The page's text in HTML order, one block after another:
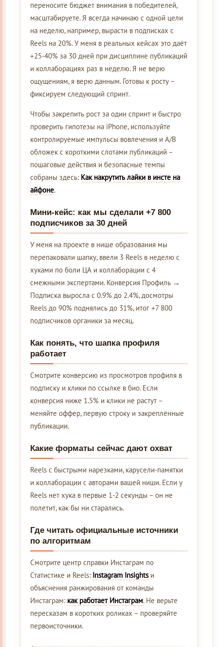
переносите бюджет внимания в победителей,
масштабируете. Я всегда начинаю с одной цели
на неделю, например, вырасти в подписках с
Reels на 20%. У меня в реальных кейсах это даёт
+25-40% за 30 дней при дисциплине публикаций
и коллаборациях раз в неделю. Я не верю
ощущениям, я верю данным. Готовы к росту –
фиксируем следующий спринт.
Чтобы закрепить рост за один спринт и быстро
проверить гипотезы на iPhone, используйте
контролируемые импульсы вовлечения и A/B
обложек с короткими слотами публикаций –
пошаговые действия и безопасные темпы
собраны здесь: Как накрутить лайки в инсте на
айфоне.
Мини-кейс: как мы сделали +7 800
подписчиков за 30 дней
У меня на проекте в нише образования мы
перепаковали шапку, ввели 3 Reels в неделю с
хуками по боли ЦА и коллаборации с 4
смежными экспертами. Конверсия Профиль →
Подписка выросла с 0.9% до 2.4%, досмотры
Reels до 90% поднялись до 31%, итог +7 800
подписчиков органики за месяц.
Как понять, что шапка профиля
работает
Смотрите конверсию из просмотров профиля в
подписку и клики по ссылке в био. Если
конверсия ниже 1.5% и клики не растут –
меняйте оффер, первую строку и закреплённые
публикации.
Какие форматы сейчас дают охват
Reels с быстрыми нарезками, карусели-памятки
и коллаборации с авторами вашей ниши. Если у
Reels нет хука в первые 1-2 секунды – он не
полетит, как бы ни старались.
Где читать официальные источники
по алгоритмам
Смотрите центр справки Инстаграм по
Статистике и Reels: Instagram Insightsи
объяснения ранжирования от команды
Инстаграм: как работает Инстаграм. Не верьте
пересказам в коротких роликах – проверяйте
первоисточники.